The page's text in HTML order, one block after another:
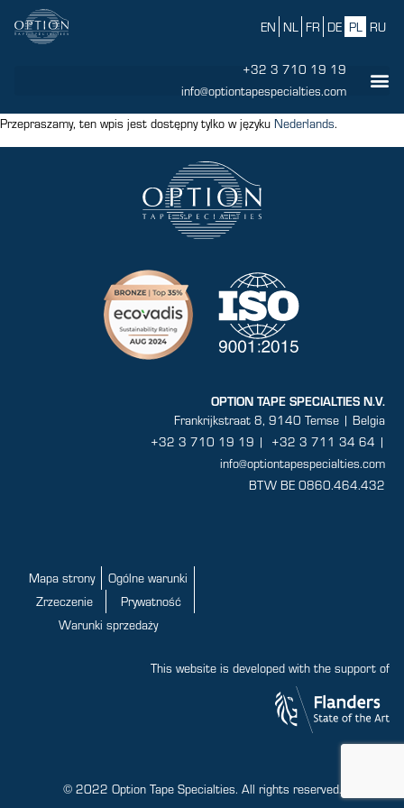
EN NL FR DE PL RU
+32 3 710 19 19
info@optiontapespecialties.com
Przepraszamy, ten wpis jest dostępny tylko w języku Nederlands.
OPTION TAPE SPECIALTIES N.V.
Frankrijkstraat 8, 9140 Temse | Belgia
+32 3 710 19 19 |
+32 3 711 34 64 |
info@optiontapespecialties.com
BTW BE 0860.464.432
© 2022 Option Tape Specialties. All rights reserved.
Mapa strony
Ogólne warunki
Zrzeczenie
Prywatność
Warunki sprzedaży
This website is developed with the support of